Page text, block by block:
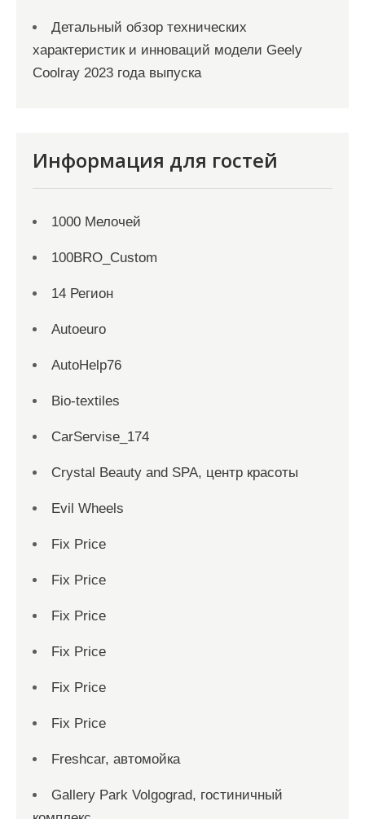
Детальный обзор технических
характеристик и инноваций модели Geely
Coolray 2023 года выпуска
Информация для гостей
1000 Мелочей
100BRO_Custom
14 Регион
Autoeuro
AutoHelp76
Bio-textiles
CarServise_174
Crystal Beauty and SPA, центр красоты
Evil Wheels
Fix Price
Fix Price
Fix Price
Fix Price
Fix Price
Fix Price
Freshcar, автомойка
Gallery Park Volgograd, гостиничный